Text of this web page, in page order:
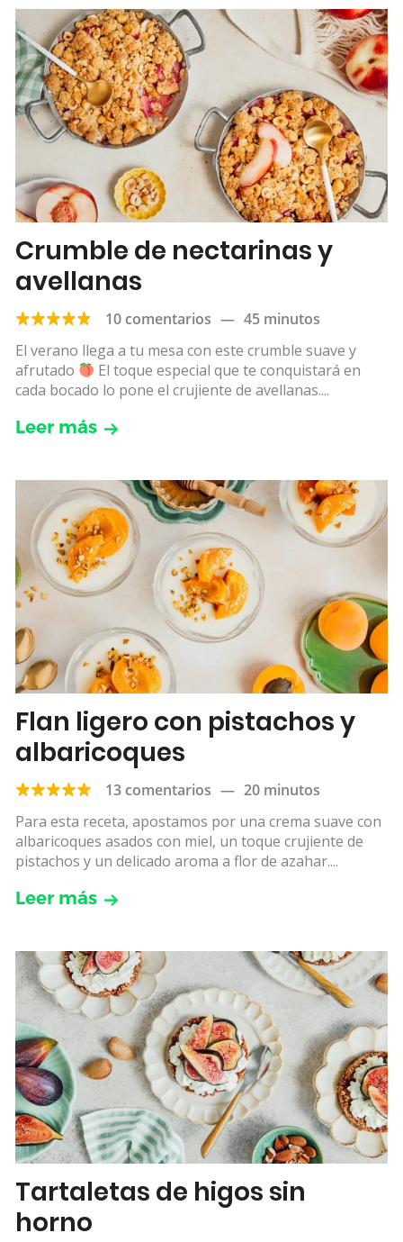
Crumble de nectarinas y
avellanas
10 comentarios — 45 minutos
El verano llega a tu mesa con este crumble suave y
afrutado
El toque especial que te conquistará en
cada bocado lo pone el crujiente de avellanas....
Leer más
Flan ligero con pistachos y
albaricoques
13 comentarios — 20 minutos
Para esta receta, apostamos por una crema suave con
albaricoques asados con miel, un toque crujiente de
pistachos y un delicado aroma a flor de azahar....
Leer más
Tartaletas de higos sin
horno